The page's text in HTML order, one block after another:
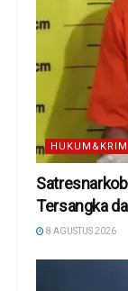
Tersangka
8 AGUSTUS 2026